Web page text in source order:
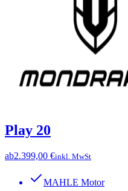
Play 20
ab2.399,00 €inkl. MwSt
MAHLE Motor